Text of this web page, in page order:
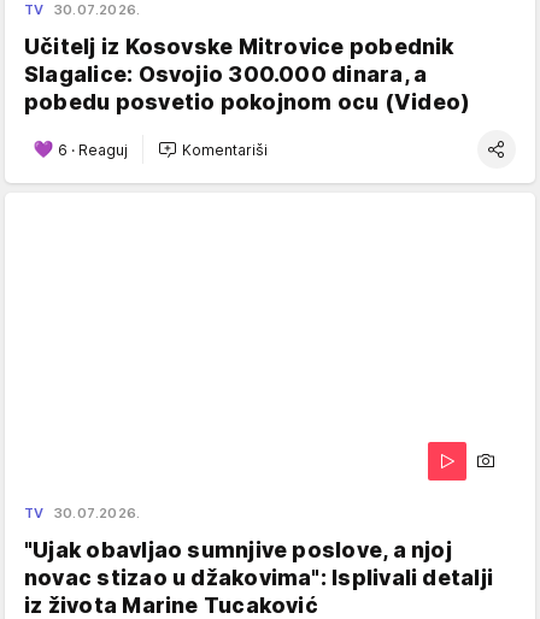
TV 30.07.2026.
Učitelj iz Kosovske Mitrovice pobednik
Slagalice: Osvojio 300.000 dinara, a
pobedu posvetio pokojnom ocu (Video)
6 · Reaguj Komentariši
TV 30.07.2026.
"Ujak obavljao sumnjive poslove, a njoj
novac stizao u džakovima": Isplivali detalji
iz života Marine Tucaković